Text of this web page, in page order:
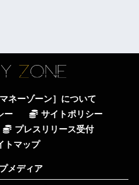
ネーゾーン］について
ー
サイトポリシー
プレスリリース受付
トマップ
メディア